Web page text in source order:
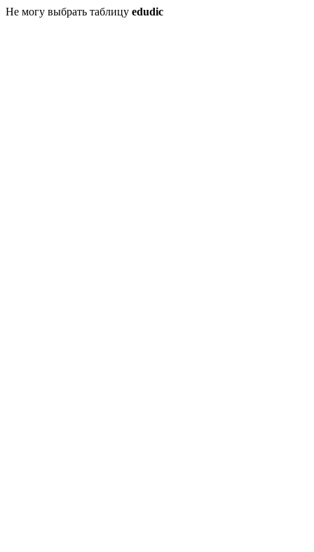
Не могу выбрать таблицу edudic